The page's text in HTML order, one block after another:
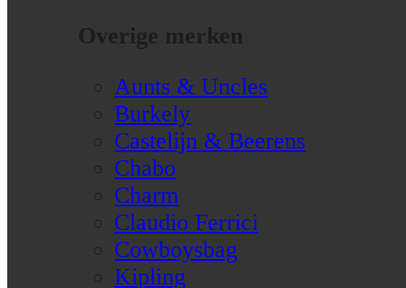
Overige merken
Aunts & Uncles
Burkely
Castelijn & Beerens
Chabo
Charm
Claudio Ferrici
Cowboysbag
Kipling